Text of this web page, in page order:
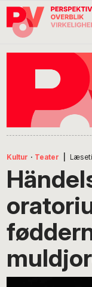
Gå
direkte
Skip
indhold
Gå
direkte
Kultur · Teater